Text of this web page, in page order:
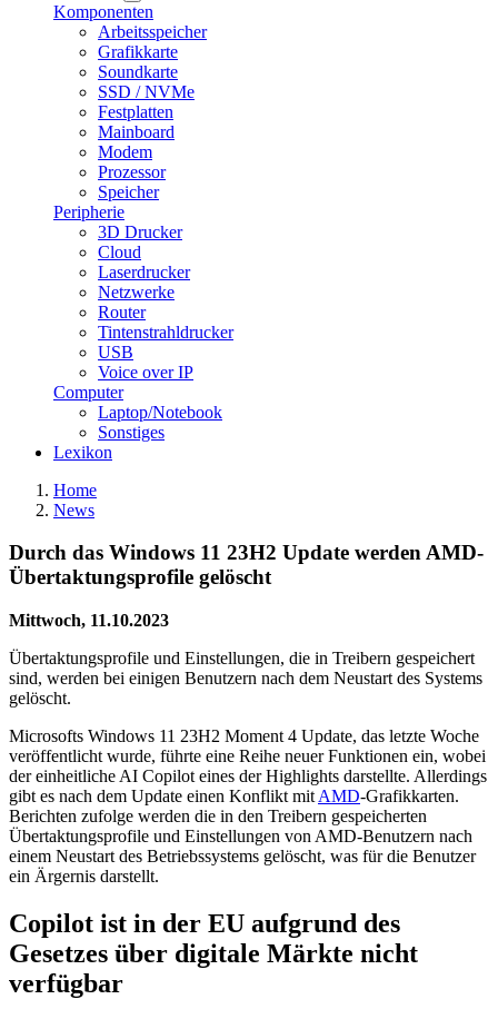
Komponenten
Arbeitsspeicher
Grafikkarte
Soundkarte
SSD / NVMe
Festplatten
Mainboard
Modem
Prozessor
Speicher
Peripherie
3D Drucker
Cloud
Laserdrucker
Netzwerke
Router
Tintenstrahldrucker
USB
Voice over IP
Computer
Laptop/Notebook
Sonstiges
Lexikon
Home
News
Durch das Windows 11 23H2 Update werden AMD-
Übertaktungsprofile gelöscht
Mittwoch, 11.10.2023
Übertaktungsprofile und Einstellungen, die in Treibern gespeichert
sind, werden bei einigen Benutzern nach dem Neustart des Systems
gelöscht.
Microsofts Windows 11 23H2 Moment 4 Update, das letzte Woche
veröffentlicht wurde, führte eine Reihe neuer Funktionen ein, wobei
der einheitliche AI Copilot eines der Highlights darstellte. Allerdings
gibt es nach dem Update einen Konflikt mit AMD-Grafikkarten.
Berichten zufolge werden die in den Treibern gespeicherten
Übertaktungsprofile und Einstellungen von AMD-Benutzern nach
einem Neustart des Betriebssystems gelöscht, was für die Benutzer
ein Ärgernis darstellt.
Copilot ist in der EU aufgrund des
Gesetzes über digitale Märkte nicht
verfügbar